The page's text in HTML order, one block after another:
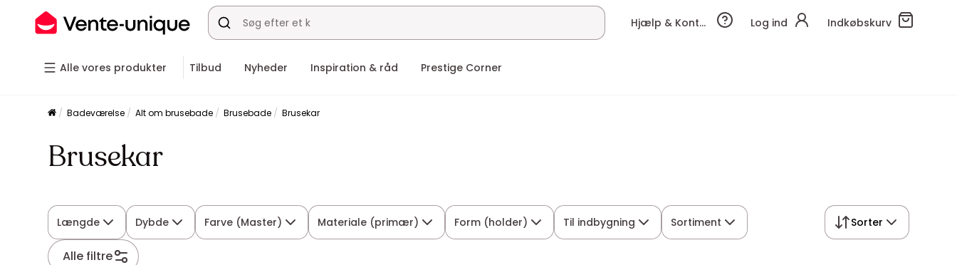
Hjælp & Kontakt Log ind Indkøbskurv
Alle vores produkter Tilbud Nyheder Inspiration & råd Prestige Corner
Badeværelse Alt om brusebade Brusebade Brusekar
Brusekar
Længde Dybde Farve (Master) Materiale (primær) Form (holder) Til indbygning Sortiment
Alle filtre
Sorter